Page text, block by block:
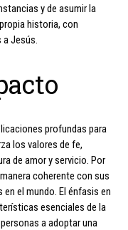
y de asumir la
historia, con
Jesús.
profundas para
los valores de fe,
de amor y servicio. Por
coherente con sus
el mundo. El énfasis en
esenciales de la
a adoptar una